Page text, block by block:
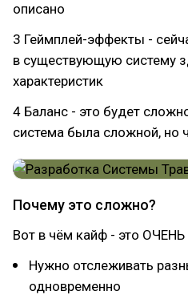
описано
3 Геймплей-эффекты -
в существующую систему
характеристик
4 Баланс - это будет
система была сложной, но
Почему это сложно?
Вот в чём кайф - это
Нужно отслеживать
одновременно